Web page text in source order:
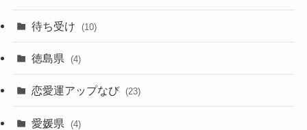
待ち受け (10)
徳島県 (4)
恋愛運アップなび (23)
愛媛県 (4)